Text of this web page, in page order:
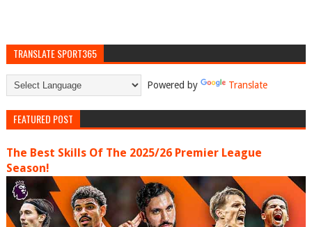
TRANSLATE SPORT365
Powered by Translate
FEATURED POST
The Best Skills Of The 2025/26 Premier League
Season!